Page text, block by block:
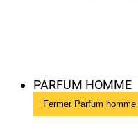
PARFUM HOMME
Fermer Parfum homme